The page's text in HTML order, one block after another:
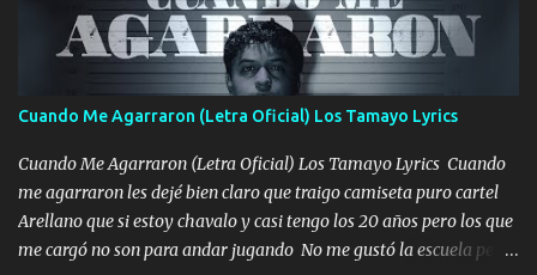
pasión en la troca tus labios besándome yo quitándote la ropa no
quiero que sea nunca con otra yo quiero llevarte a la Luna y si
quieres en ese momento te pido que seas mi esposa Chingada
madre no quiero dejar de tenerte no ayuda la p'uta loquera y al
chile quisiera ser menos de ti dependiente la pinche tristeza me
encierra princesa tu sabes que nunca saldras de mi mente Ella era
la peligro...
Cuando Me Agarraron (Letra Oficial) Los Tamayo Lyrics
Cuando Me Agarraron (Letra Oficial) Los Tamayo Lyrics Cuando
me agarraron les dejé bien claro que traigo camiseta puro cartel
Arellano que si estoy chavalo y casi tengo los 20 años pero los que
me cargó no son para andar jugando No me gustó la escuela pero